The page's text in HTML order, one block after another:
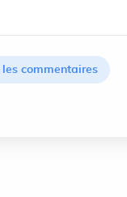
les commentaires